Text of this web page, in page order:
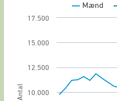
Line chart with 2 lines.
View as data table,
The chart has 1 X axis
The chart has 1 Y axis
Antal
Mænd
10.000
12.500
15.000
17.500